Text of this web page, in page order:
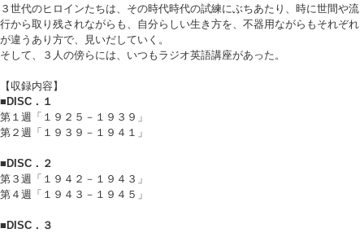
３世代のヒロインたちは、その時代時代の試練にぶちあたり、時に世間や流
行から取り残されながらも、自分らしい生き方を、不器用ながらもそれぞれ
が違うあり方で、見いだしていく。
そして、３人の傍らには、いつもラジオ英語講座があった。
【収録内容】
■DISC．１
第１週「１９２５－１９３９」
第２週「１９３９－１９４１」
■DISC．２
第３週「１９４２－１９４３」
第４週「１９４３－１９４５」
■DISC．３